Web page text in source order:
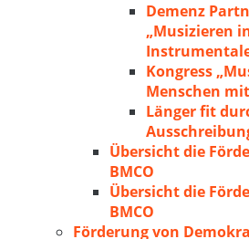
Demenz
„Musizieren
Kongress
Menschen
Länger fit
Übersicht die
BMCO
Übersicht die
BMCO
Förderung von